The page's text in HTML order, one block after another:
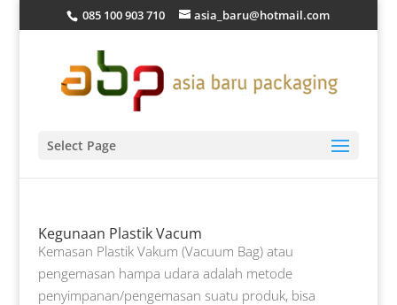
085 100 903 710 asia_baru@hotmail.com
Select Page
Kegunaan Plastik Vacum
Kemasan Plastik Vakum (Vacuum Bag) atau
pengemasan hampa udara adalah metode
penyimpanan/pengemasan suatu produk, bisa